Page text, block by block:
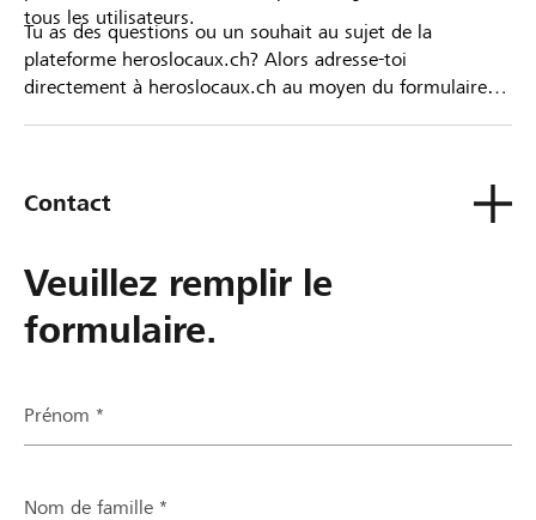
tous les utilisateurs.
Tu as des questions ou un souhait au sujet de la
plateforme heroslocaux.ch? Alors adresse-toi
directement à heroslocaux.ch au moyen du formulaire
Contact
Veuillez remplir le
formulaire.
Prénom *
Nom de famille *